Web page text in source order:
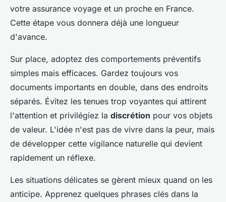
votre assurance voyage et un proche en France.
Cette étape vous donnera déjà une longueur
d'avance.
Sur place, adoptez des comportements préventifs
simples mais efficaces. Gardez toujours vos
documents importants en double, dans des endroits
séparés. Évitez les tenues trop voyantes qui attirent
l'attention et privilégiez la discrétion pour vos objets
de valeur. L'idée n'est pas de vivre dans la peur, mais
de développer cette vigilance naturelle qui devient
rapidement un réflexe.
Les situations délicates se gèrent mieux quand on les
anticipe. Apprenez quelques phrases clés dans la